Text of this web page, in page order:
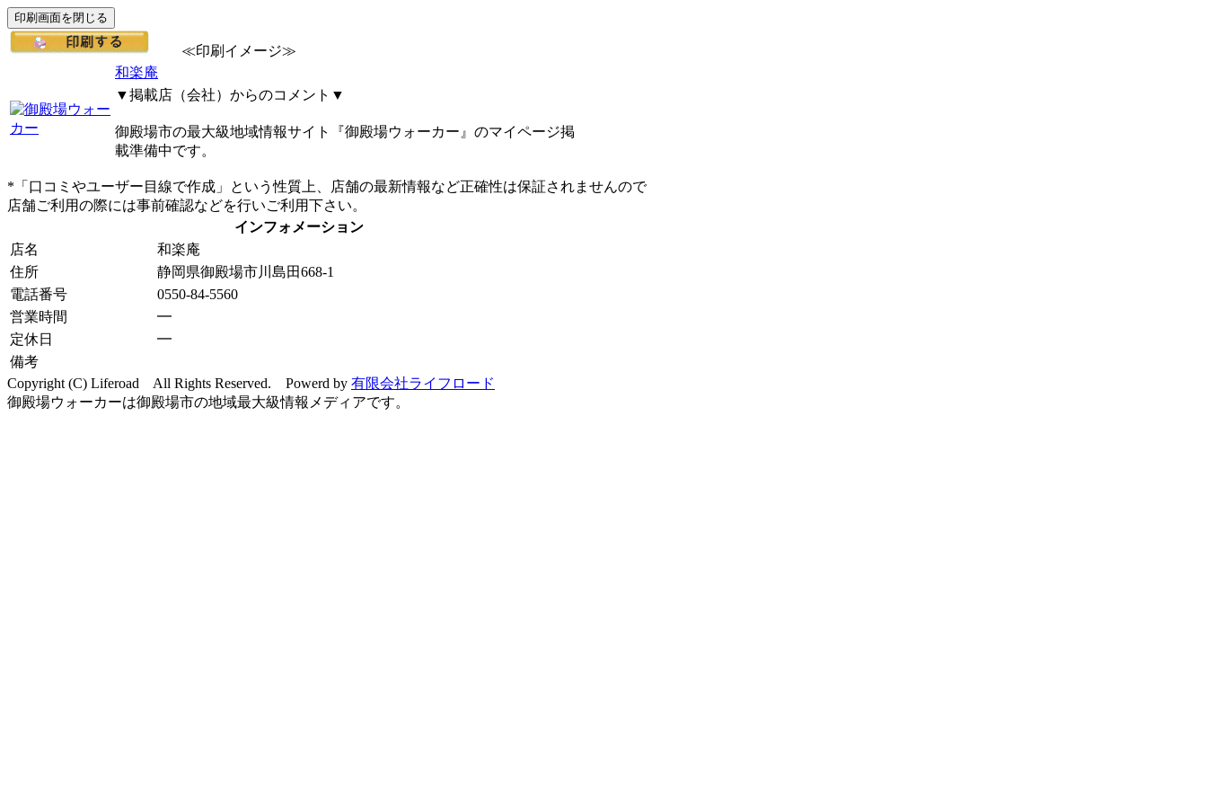
≪印刷イメージ≫
和楽庵
▼掲載店（会社）からのコメント▼
御殿場市の最大級地域情報サイト『御殿場ウォーカー』のマイページ掲
載準備中です。
*「口コミやユーザー目線で作成」という性質上、店舗の最新情報など正確性は保証されませんので
店舗ご利用の際には事前確認などを行いご利用下さい。
インフォメーション
店名
和楽庵
住所
静岡県御殿場市川島田668-1
電話番号
0550-84-5560
営業時間
━
定休日
━
備考
Copyright (C) Liferoad All Rights Reserved. Powerd by 有限会社ライフロード
御殿場ウォーカーは御殿場市の地域最大級情報メディアです。